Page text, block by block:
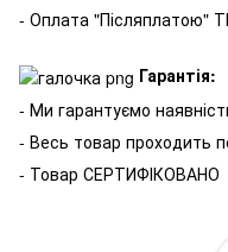
- Оплата "Післяплатою"
Гарантія:
- Ми гарантуємо
- Весь товар проходить
- Товар СЕРТИФІКОВАНО